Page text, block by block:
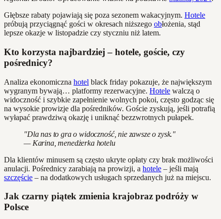
Głębsze rabaty pojawiają się poza sezonem wakacyjnym. Hotele
próbują przyciągnąć gości w okresach niższego obłożenia, stąd
lepsze okazje w listopadzie czy styczniu niż latem.
Kto korzysta najbardziej – hotele, goście, czy
pośrednicy?
Analiza ekonomiczna hotel black friday pokazuje, że największym
wygranym bywają… platformy rezerwacyjne. Hotele walczą o
widoczność i szybkie zapełnienie wolnych pokoi, często godząc się
na wysokie prowizje dla pośredników. Goście zyskują, jeśli potrafią
wyłapać prawdziwą okazję i uniknąć bezzwrotnych pułapek.
"Dla nas to gra o widoczność, nie zawsze o zysk."
— Karina, menedżerka hotelu
Dla klientów minusem są często ukryte opłaty czy brak możliwości
anulacji. Pośrednicy zarabiają na prowizji, a hotele – jeśli mają
szczęście – na dodatkowych usługach sprzedanych już na miejscu.
Jak czarny piątek zmienia krajobraz podróży w
Polsce